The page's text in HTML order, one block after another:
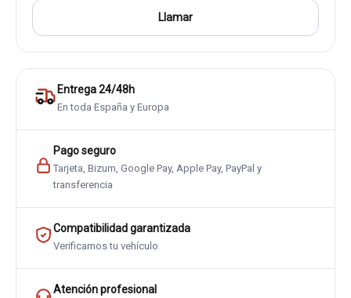
Llamar
Entrega 24/48h
En toda España y Europa
Pago seguro
Tarjeta, Bizum, Google Pay, Apple Pay, PayPal y
transferencia
Compatibilidad garantizada
Verificamos tu vehículo
Atención profesional